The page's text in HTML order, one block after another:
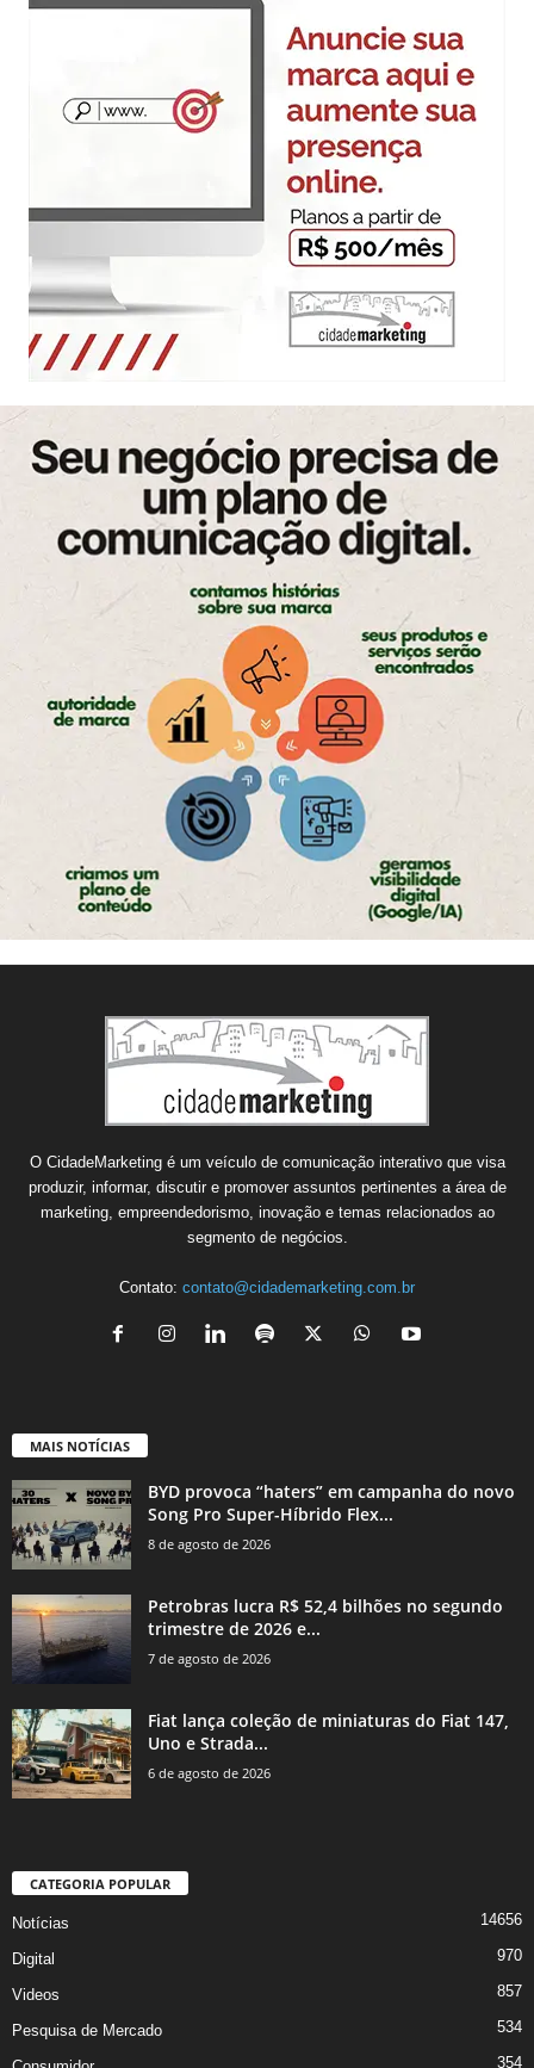
O CidadeMarketing é um veículo de comunicação interativo que visa
produzir, informar, discutir e promover assuntos pertinentes a área de
marketing, empreendedorismo, inovação e temas relacionados ao
segmento de negócios.
Contato: contato@cidademarketing.com.br
MAIS NOTÍCIAS
BYD provoca “haters” em campanha do novo
Song Pro Super-Híbrido Flex...
8 de agosto de 2026
Petrobras lucra R$ 52,4 bilhões no segundo
trimestre de 2026 e...
7 de agosto de 2026
Fiat lança coleção de miniaturas do Fiat 147,
Uno e Strada...
6 de agosto de 2026
CATEGORIA POPULAR
Notícias 14656
Digital 970
Videos 857
Pesquisa de Mercado 534
354